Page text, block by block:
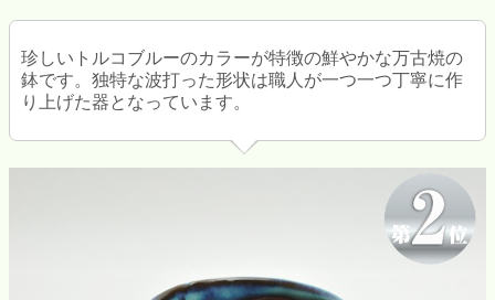
珍しいトルコブルーのカラーが特徴の鮮やかな万古焼の
鉢です。独特な波打った形状は職人が一つ一つ丁寧に作
り上げた器となっています。